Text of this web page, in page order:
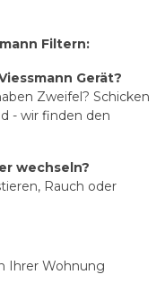
Filtern:
Gerät?
Zweifel? Schicken
- wir finden den
wechseln?
Rauch oder
Ihrer Wohnung